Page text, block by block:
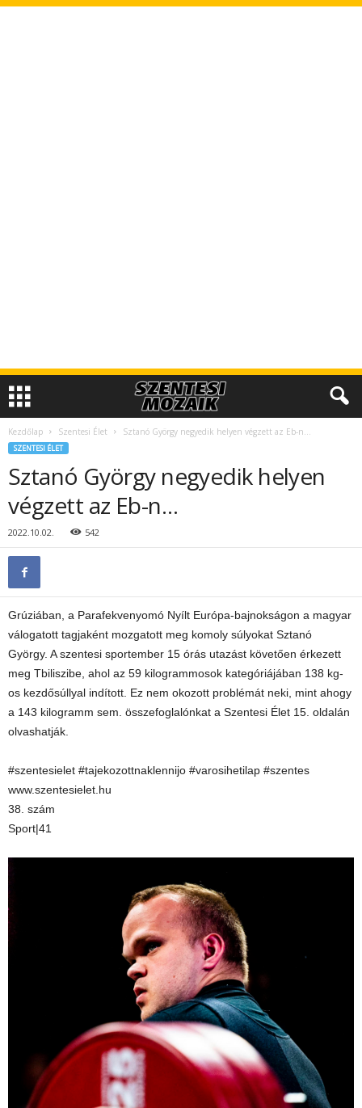
Kezdőlap Szentesi Élet Sztanó György negyedik helyen végzett az Eb-n…
SZENTESI ÉLET
Sztanó György negyedik helyen
végzett az Eb-n…
2022.10.02. 542
Grúziában, a Parafekvenyomó Nyílt Európa-bajnokságon a magyar
válogatott tagjaként mozgatott meg komoly súlyokat Sztanó
György. A szentesi sportember 15 órás utazást követően érkezett
meg Tbiliszibe, ahol az 59 kilogrammosok kategóriájában 138 kg-
os kezdősúllyal indított. Ez nem okozott problémát neki, mint ahogy
a 143 kilogramm sem. összefoglalónkat a Szentesi Élet 15. oldalán
olvashatják.
#szentesielet #tajekozottnaklennijo #varosihetilap #szentes
www.szentesielet.hu
38. szám
Sport|41